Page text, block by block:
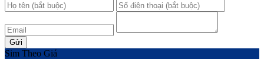
Gửi
Sim Theo Giá